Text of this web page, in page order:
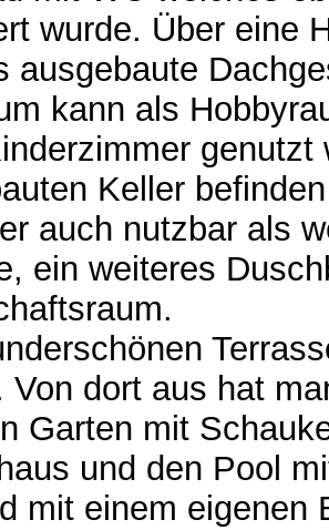
wurde. Über eine
ausgebaute
kann als
genutzt
Keller
auch nutzbar als
ein weiteres
Von dort aus hat
Garten mit
und den Pool
mit einem eigenen